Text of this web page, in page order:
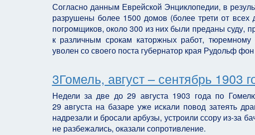
Согласно данным Еврейской Энциклопедии, в
разрушены более 1500 домов (более трети от
погромщиков, около 300 из них были преданы суду,
к различным срокам каторжных работ,
уволен со своего поста губернатор края Рудольф
3Гомель, август – сентябрь 1903
Недели за две до 29 августа 1903 года по
29 августа на базаре уже искали повод затеять
надрезали и бросали арбузы, устроили ссору из-за
не разбежались, оказали сопротивление.